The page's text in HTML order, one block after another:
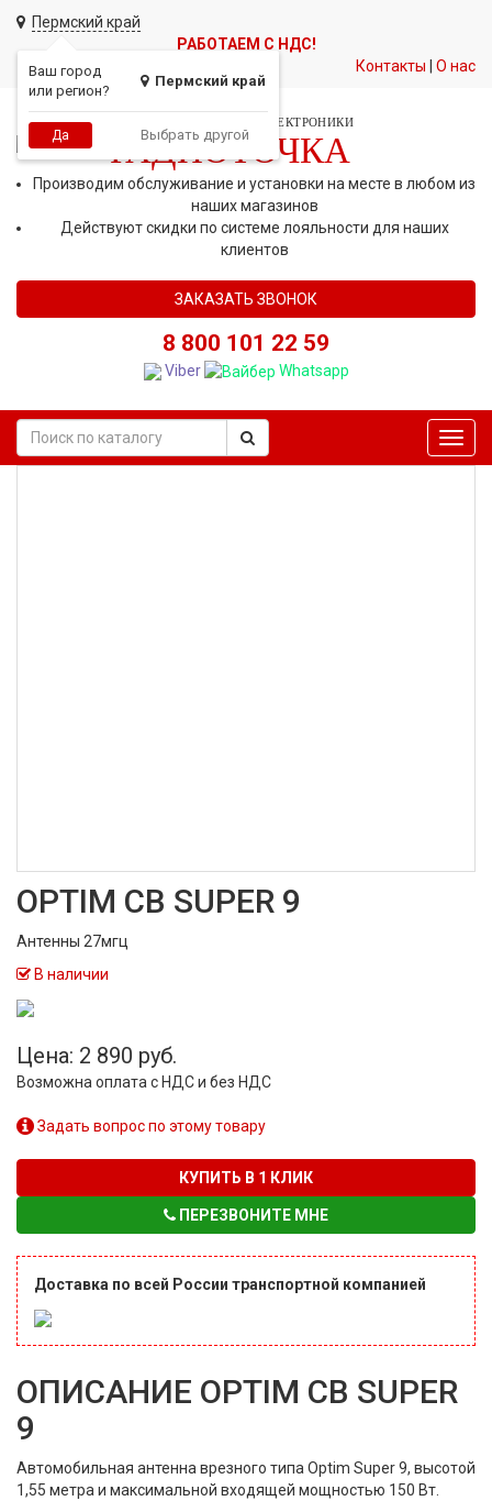
Пермский край
Ваш город
или регион?
Пермский край
Да Выбрать другой
РАБОТАЕМ С НДС!
Контакты
О нас
СЕТЬ МАГАЗИНОВ АВТОЭЛЕКТРОНИКИ
РАДИОТОЧКА
Производим обслуживание и установки на месте в любом из
наших магазинов
Действуют скидки по системе лояльности для наших
клиентов
ЗАКАЗАТЬ ЗВОНОК
8 800 101 22 59
Viber Whatsapp
OPTIM CB SUPER 9
Антенны 27мгц
В наличии
Цена: 2 890 руб.
Возможна оплата с НДС и без НДС
Задать вопрос по этому товару
КУПИТЬ В 1 КЛИК
ПЕРЕЗВОНИТЕ МНЕ
Доставка по всей России транспортной компанией
ОПИСАНИЕ OPTIM CB SUPER
9
Автомобильная антенна врезного типа Optim Super 9, высотой
1,55 метра и максимальной входящей мощностью 150 Вт.